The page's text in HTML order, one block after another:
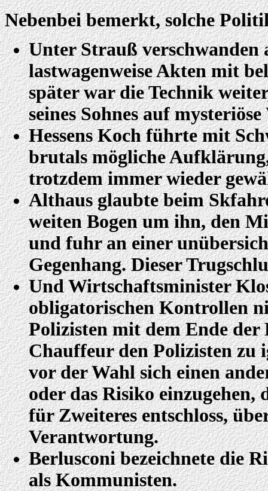
Nebenbei bemerkt, solche
Unter Strauß
lastwagenweise Akten mit
später war die Technik
seines Sohnes auf
Hessens Koch führte mit
brutals mögliche
trotzdem immer wieder
Althaus glaubte beim
weiten Bogen um ihn, den
und fuhr an einer
Gegenhang. Dieser
Und Wirtschaftsminister
obligatorischen Kontrollen
Polizisten mit dem Ende
Chauffeur den Polizisten zu
vor der Wahl sich einen
oder das Risiko einzugehen,
für Zweiteres entschloss,
Verantwortung.
Berlusconi bezeichnete die
als Kommunisten.